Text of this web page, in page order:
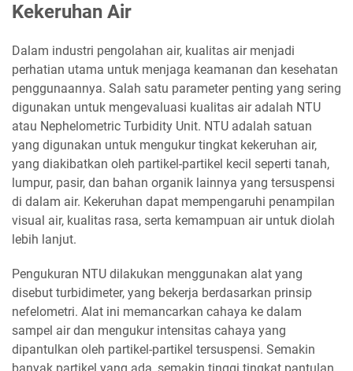
Kekeruhan Air
Dalam industri pengolahan air, kualitas air menjadi
perhatian utama untuk menjaga keamanan dan kesehatan
penggunaannya. Salah satu parameter penting yang sering
digunakan untuk mengevaluasi kualitas air adalah NTU
atau Nephelometric Turbidity Unit. NTU adalah satuan
yang digunakan untuk mengukur tingkat kekeruhan air,
yang diakibatkan oleh partikel-partikel kecil seperti tanah,
lumpur, pasir, dan bahan organik lainnya yang tersuspensi
di dalam air. Kekeruhan dapat mempengaruhi penampilan
visual air, kualitas rasa, serta kemampuan air untuk diolah
lebih lanjut.
Pengukuran NTU dilakukan menggunakan alat yang
disebut turbidimeter, yang bekerja berdasarkan prinsip
nefelometri. Alat ini memancarkan cahaya ke dalam
sampel air dan mengukur intensitas cahaya yang
dipantulkan oleh partikel-partikel tersuspensi. Semakin